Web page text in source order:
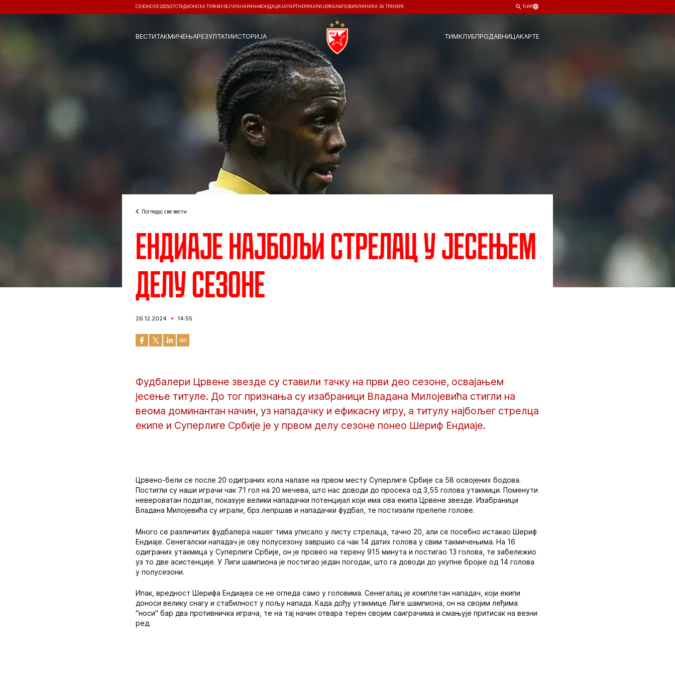
СЕЗОНСКЕ 2026/27СТАДИОНСКА ТУРА МУЗЕЈ ЧЛАНАРИНАФОНДАЦИЈА ПАРТНЕРИ КАРИЈЕРА КАМПОВИ КЛИНИКА ЗА ТРЕНЕРЕ ЋИР
ВЕСТИТАКМИЧЕЊАРЕЗУЛТАТИИСТОРИЈА ТИМКЛУБПРОДАВНИЦАКАРТЕ
Погледај све вести
Ендиаје најбољи стрелац у јесењем
делу сезоне
26.12.2024 14:55
Фудбалери Црвене звезде су ставили тачку на први део сезоне, освајањем
јесење титуле. До тог признања су изабраници Владана Милојевића стигли на
веома доминантан начин, уз нападачку и ефикасну игру, а титулу најбољег стрелца
екипе и Суперлиге Србије је у првом делу сезоне понео Шериф Ендиаје.
Црвено-бели се после 20 одиграних кола налазе на првом месту Суперлиге Србије са 58 освојених бодова.
Постигли су наши играчи чак 71 гол на 20 мечева, што нас доводи до просека од 3,55 голова утакмици. Поменути
невероватан податак, показује велики нападачки потенцијал који има ова екипа Црвене звезде. Изабраници
Владана Милојевића су играли, брз лепршав и нападачки фудбал, те постизали прелепе голове.
Много се различитих фудбалера нашег тима уписало у листу стрелаца, тачно 20, али се посебно истакао Шериф
Ендиаје. Сенегалски нападач је ову полусезону завршио са чак 14 датих голова у свим такмичењима. На 16
одиграних утакмица у Суперлиги Србије, он је провео на терену 915 минута и постигао 13 голова, те забележио
уз то две асистенције. У Лиги шампиона је постигао један погодак, што га доводи до укупне бројке од 14 голова
у полусезони.
Ипак, вредност Шерифа Ендиајеа се не огледа само у головима. Сенегалац је комплетан нападач, који екипи
доноси велику снагу и стабилност у пољу напада. Када дођу утакмице Лиге шампиона, он на својим леђима
"носи" бар два противничка играча, те на тај начин отвара терен својим саиграчима и смањује притисак на везни
ред.